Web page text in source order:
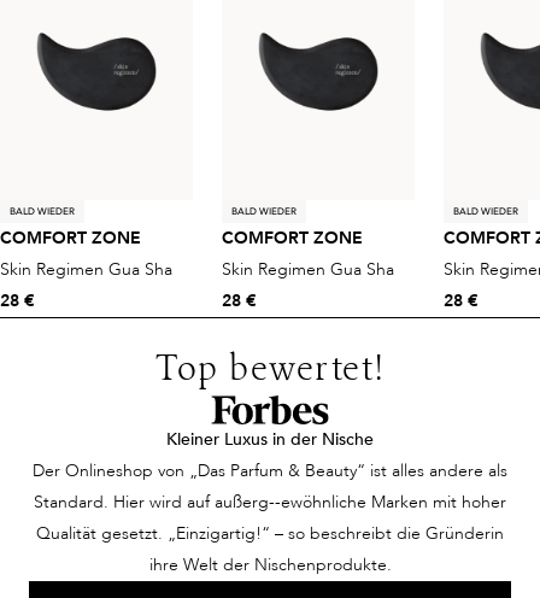
BALD WIEDER
COMFORT ZONE
Skin Regimen Gua Sha
28 €
BALD WIEDER
COMFORT ZONE
Skin Regimen Gua Sha
28 €
BALD WIEDER
COMFORT
Skin
28 €
Top bewertet!
Kleiner Luxus in der Nische
Der Onlineshop von „Das Parfum & Beauty“ ist alles andere als
Standard. Hier wird auf außerg--ewöhnliche Marken mit hoher
Qualität gesetzt. „Einzigartig!“ – so beschreibt die Gründerin
ihre Welt der Nischenprodukte.